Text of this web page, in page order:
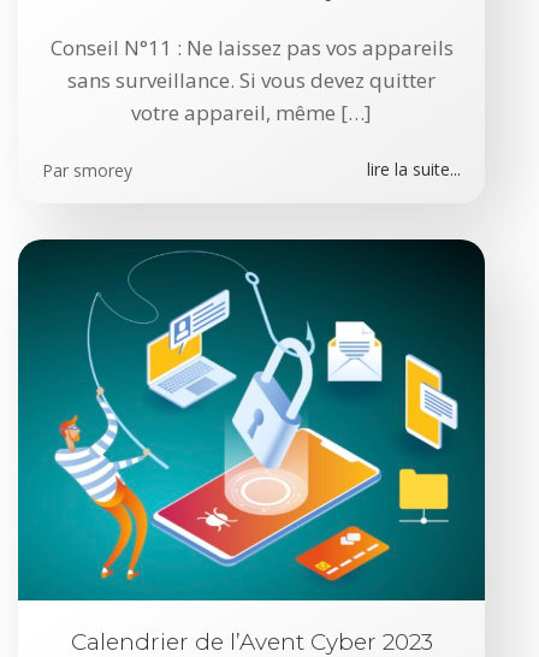
Conseil N°11 : Ne laissez pas vos appareils
sans surveillance. Si vous devez quitter
votre appareil, même […]
Par smorey lire la suite...
Calendrier de l’Avent Cyber 2023